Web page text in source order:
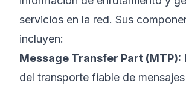
servicios en la red. Sus
incluyen:
Message Transfer Part (MTP):
del transporte fiable de